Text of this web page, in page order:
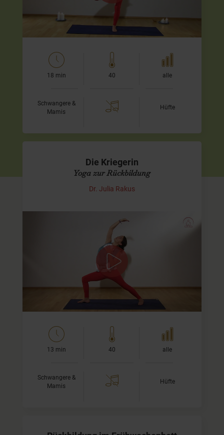
18 min 40 alle
Schwangere &
Mamis
Hüfte
Die Kriegerin
Yoga zur Rückbildung
Dr. Julia Rakus
Beckenboden stärken mit Deinem Baby in
der Trage
In diesem Yoga-Video für Mama und Baby kommen viele
stehende Übungen und Kriegervariationen vor, ganz
einfach weil diese am besten umzusetzen sind,…
13 min 40 alle
Schwangere &
Mamis
Hüfte